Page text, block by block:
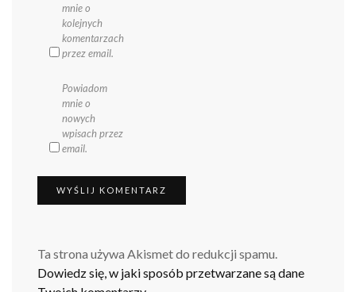
mnie o
kolejnych
komentarzach
przez email.
Powiadom
mnie o
nowych
wpisach przez
email.
Ta strona używa Akismet do redukcji spamu.
Dowiedz się, w jaki sposób przetwarzane są dane